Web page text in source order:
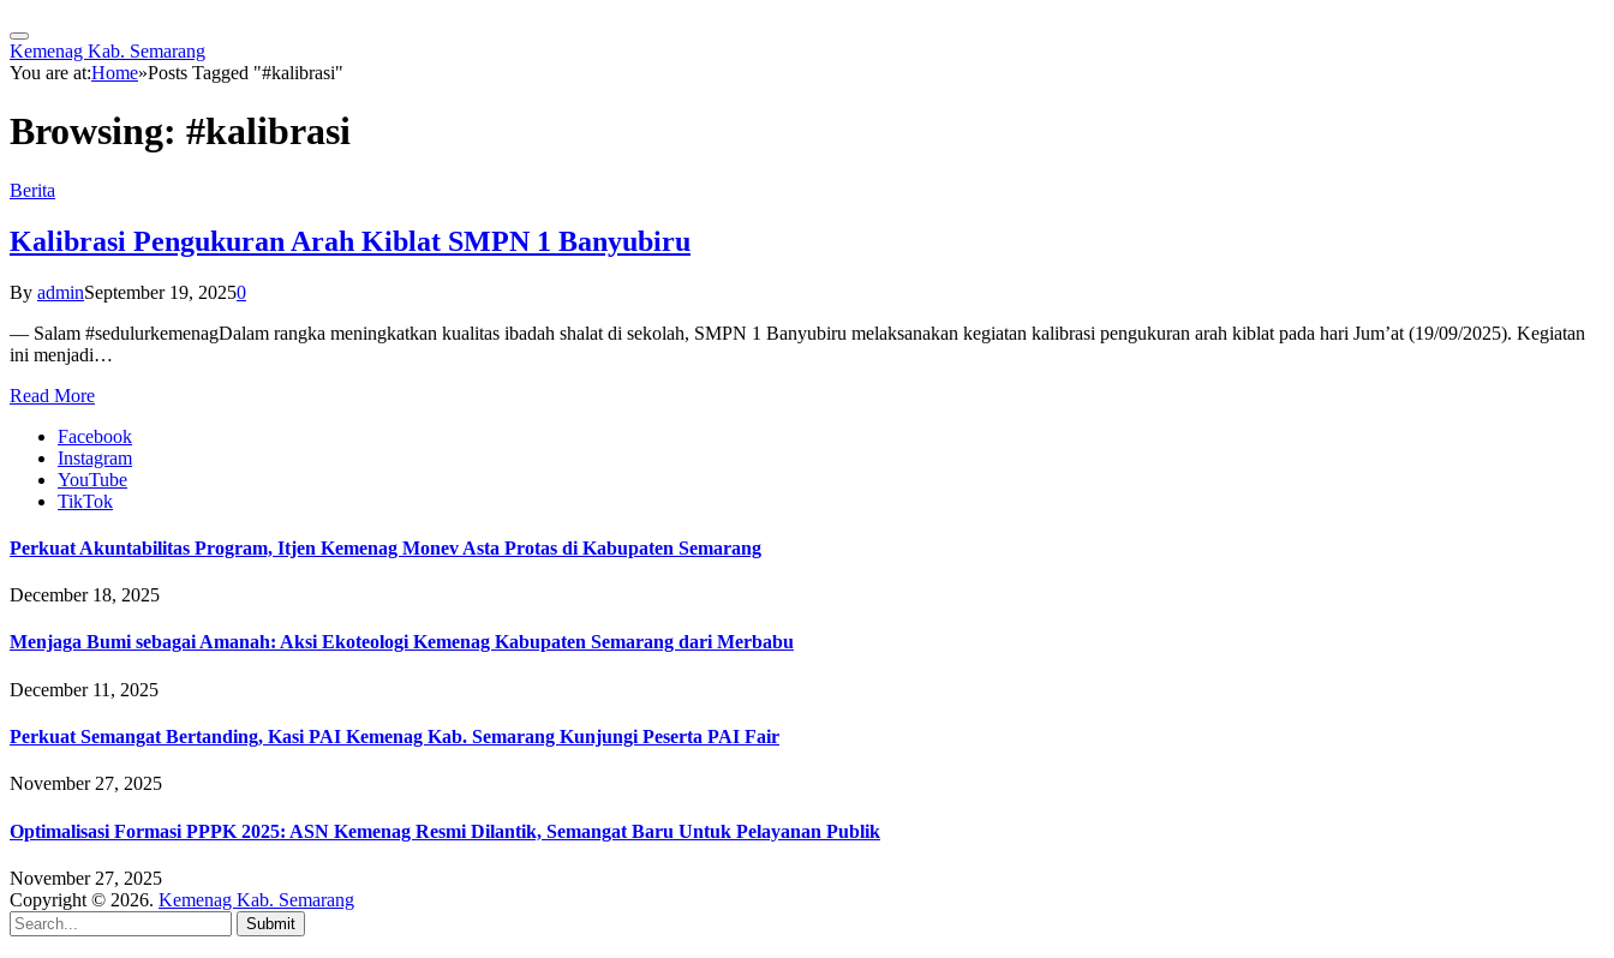
Kemenag Kab. Semarang
You are at:Home»Posts Tagged "#kalibrasi"
Browsing: #kalibrasi
Berita
Kalibrasi Pengukuran Arah Kiblat SMPN 1 Banyubiru
By adminSeptember 19, 20250
— Salam #sedulurkemenagDalam rangka meningkatkan kualitas ibadah shalat di sekolah, SMPN 1 Banyubiru melaksanakan kegiatan kalibrasi pengukuran arah kiblat pada hari Jum’at (19/09/2025). Kegiatan
ini menjadi…
Read More
Facebook
Instagram
YouTube
TikTok
Perkuat Akuntabilitas Program, Itjen Kemenag Monev Asta Protas di Kabupaten Semarang
December 18, 2025
Menjaga Bumi sebagai Amanah: Aksi Ekoteologi Kemenag Kabupaten Semarang dari Merbabu
December 11, 2025
Perkuat Semangat Bertanding, Kasi PAI Kemenag Kab. Semarang Kunjungi Peserta PAI Fair
November 27, 2025
Optimalisasi Formasi PPPK 2025: ASN Kemenag Resmi Dilantik, Semangat Baru Untuk Pelayanan Publik
November 27, 2025
Copyright © 2026. Kemenag Kab. Semarang
Submit